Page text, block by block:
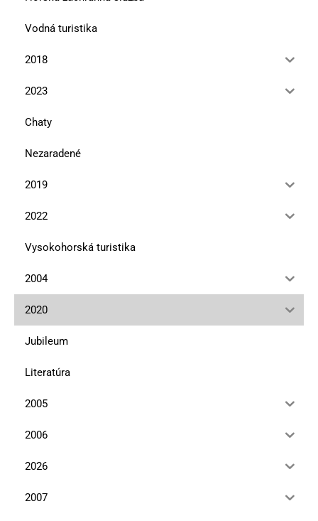
Vodná turistika
2018
2023
Chaty
Nezaradené
2019
2022
Vysokohorská turistika
2004
2020
Jubileum
Literatúra
2005
2006
2026
2007